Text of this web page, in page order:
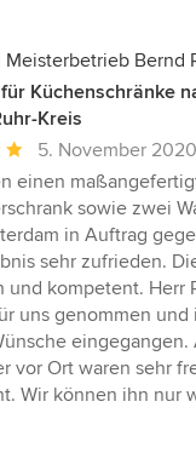
Meisterbetrieb Bernd
Küchenschränke
Kreis
5. November 2020
einen
sowie zwei
in Auftrag
sehr zufrieden.
und kompetent. Herr
uns genommen und
eingegangen.
vor Ort waren sehr
Wir können ihn nur